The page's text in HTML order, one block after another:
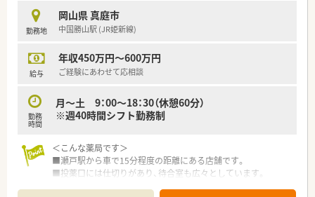
勤務地
岡山県 真庭市
中国勝山駅 (JR姫新線)
給与
年収450万円～600万円
ご経験にあわせて応相談
勤務
時間
月～土 9：00～18：30（休憩60分）
※週40時間シフト勤務制
＜こんな薬局です＞
■瀬戸駅から車で15分程度の距離にある店舗です。
■投薬口には仕切りがあり、待合室も広々としています。